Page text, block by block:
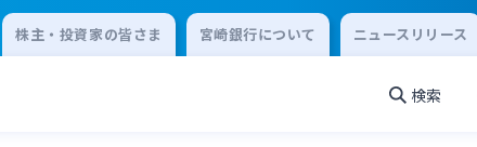
株主・投資家の皆さま 宮崎銀行について ニュースリリース
検索